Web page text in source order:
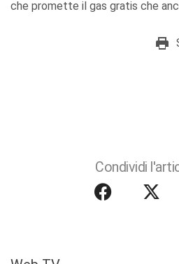
che promette il gas gratis che
Condividi